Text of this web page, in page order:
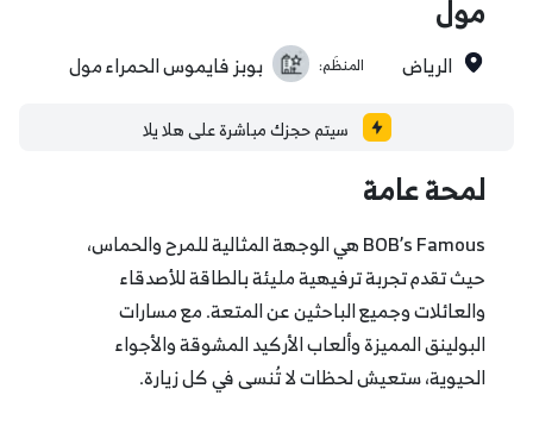
مول
الرياض المنظَم: بوبز فايموس الحمراء مول
سيتم حجزك مباشرة على هلا يلا
لمحة عامة
BOB’s Famous هي الوجهة المثالية للمرح والحماس،
حيث تقدم تجربة ترفيهية مليئة بالطاقة للأصدقاء
والعائلات وجميع الباحثين عن المتعة. مع مسارات
البولينق المميزة وألعاب الأركيد المشوقة والأجواء
الحيوية، ستعيش لحظات لا تُنسى في كل زيارة.